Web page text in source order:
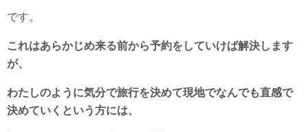
です。
これはあらかじめ来る前から予約をしていけば解決します
が、
わたしのように気分で旅行を決めて現地でなんでも直感で
決めていくという方には、